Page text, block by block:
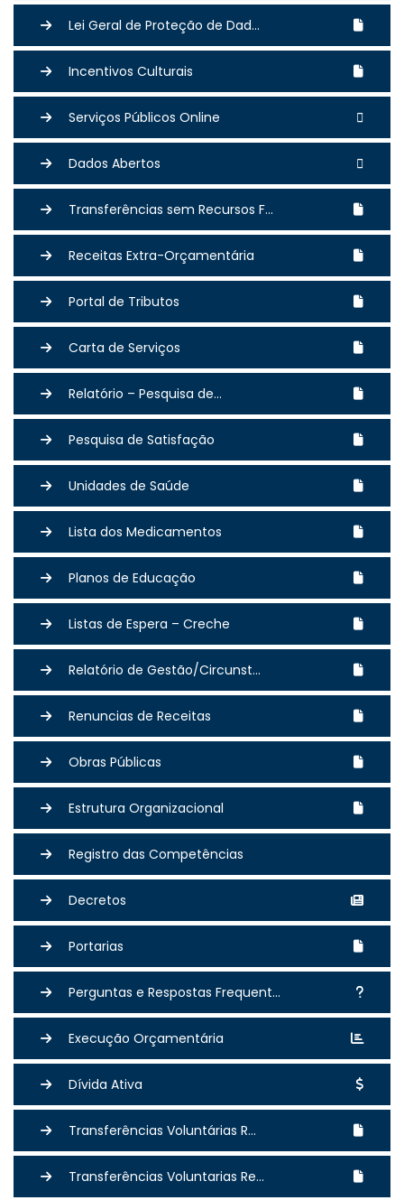
Lei Geral de Proteção de Dad...
Incentivos Culturais
Serviços Públicos Online
Dados Abertos
Transferências sem Recursos F...
Receitas Extra-Orçamentária
Portal de Tributos
Carta de Serviços
Relatório – Pesquisa de...
Pesquisa de Satisfação
Unidades de Saúde
Lista dos Medicamentos
Planos de Educação
Listas de Espera – Creche
Relatório de Gestão/Circunst...
Renuncias de Receitas
Obras Públicas
Estrutura Organizacional
Registro das Competências
Decretos
Portarias
Perguntas e Respostas Frequent...
Execução Orçamentária
Dívida Ativa
Transferências Voluntárias R...
Transferências Voluntarias Re...